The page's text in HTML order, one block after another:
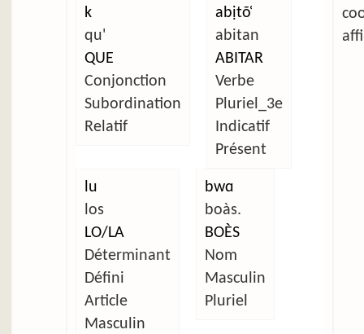
k
qu'
QUE
Conjonction
Subordination
Relatif
abịtõ̜
abitan
ABITAR
Verbe
Pluriel_3e
Indicatif
Présent
lu
los
LO/LA
Déterminant
Défini
Article
Masculin
bwɑ
boàs.
BOÈS
Nom
Masculin
Pluriel